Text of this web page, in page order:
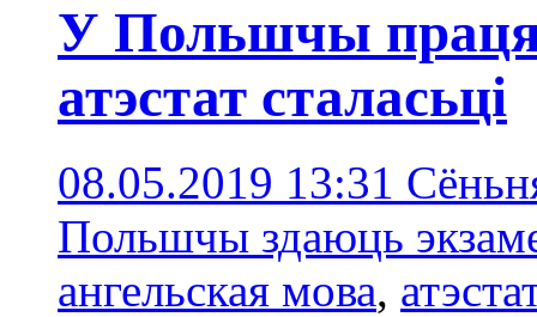
У Польшчы
атэстат сталасьці
08.05.2019 13:31
Польшчы здаюць
ангельская мова,